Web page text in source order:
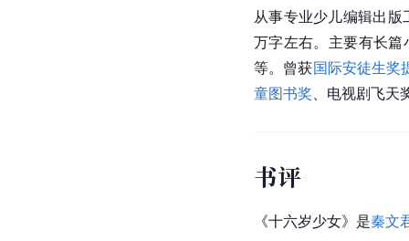
从事专业少儿编辑出
万字左右。主要有长篇
等。曾获国际安徒生奖
童图书奖、电视剧飞天
书评
《十六岁少女》是秦文